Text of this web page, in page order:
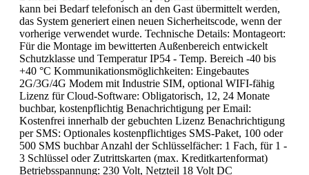
kann bei Bedarf telefonisch an den Gast übermittelt werden,
das System generiert einen neuen Sicherheitscode, wenn der
vorherige verwendet wurde. Technische Details: Montageort:
Für die Montage im bewitterten Außenbereich entwickelt
Schutzklasse und Temperatur IP54 - Temp. Bereich -40 bis
+40 °C Kommunikationsmöglichkeiten: Eingebautes
2G/3G/4G Modem mit Industrie SIM, optional WIFI-fähig
Lizenz für Cloud-Software: Obligatorisch, 12, 24 Monate
buchbar, kostenpflichtig Benachrichtigung per Email:
Kostenfrei innerhalb der gebuchten Lizenz Benachrichtigung
per SMS: Optionales kostenpflichtiges SMS-Paket, 100 oder
500 SMS buchbar Anzahl der Schlüsselfächer: 1 Fach, für 1 -
3 Schlüssel oder Zutrittskarten (max. Kreditkartenformat)
Betriebsspannung: 230 Volt, Netzteil 18 Volt DC